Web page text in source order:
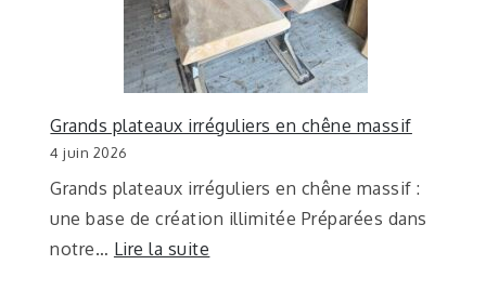
Grands plateaux irréguliers en chêne massif
4 juin 2026
Grands plateaux irréguliers en chêne massif :
une base de création illimitée Préparées dans
notre… Lire la suite